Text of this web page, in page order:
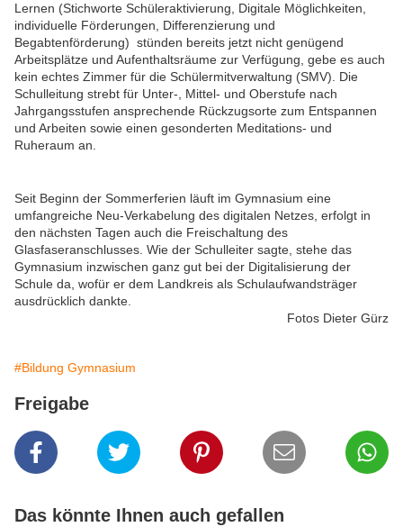
Lernen (Stichworte Schüleraktivierung, Digitale Möglichkeiten,
individuelle Förderungen, Differenzierung und
Begabtenförderung) stünden bereits jetzt nicht genügend
Arbeitsplätze und Aufenthaltsräume zur Verfügung, gebe es auch
kein echtes Zimmer für die Schülermitverwaltung (SMV). Die
Schulleitung strebt für Unter-, Mittel- und Oberstufe nach
Jahrgangsstufen ansprechende Rückzugsorte zum Entspannen
und Arbeiten sowie einen gesonderten Meditations- und
Ruheraum an.
Seit Beginn der Sommerferien läuft im Gymnasium eine
umfangreiche Neu-Verkabelung des digitalen Netzes, erfolgt in
den nächsten Tagen auch die Freischaltung des
Glasfaseranschlusses. Wie der Schulleiter sagte, stehe das
Gymnasium inzwischen ganz gut bei der Digitalisierung der
Schule da, wofür er dem Landkreis als Schulaufwandsträger
ausdrücklich dankte.
Fotos Dieter Gürz
#Bildung Gymnasium
Freigabe
Das könnte Ihnen auch gefallen